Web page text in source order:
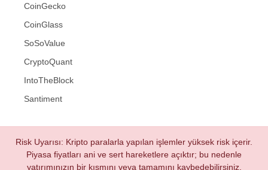
CoinGecko
CoinGlass
SoSoValue
CryptoQuant
IntoTheBlock
Santiment
Risk Uyarısı: Kripto paralarla yapılan işlemler yüksek risk içerir.
Piyasa fiyatları ani ve sert hareketlere açıktır; bu nedenle
yatırımınızın bir kısmını veya tamamını kaybedebilirsiniz.